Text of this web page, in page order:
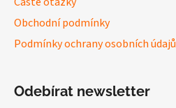
Obchodní podmínky
Podmínky ochrany osobních údajů
Odebírat newsletter